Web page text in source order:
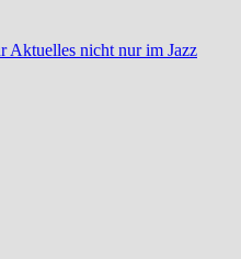
Aktuelles nicht nur im Jazz